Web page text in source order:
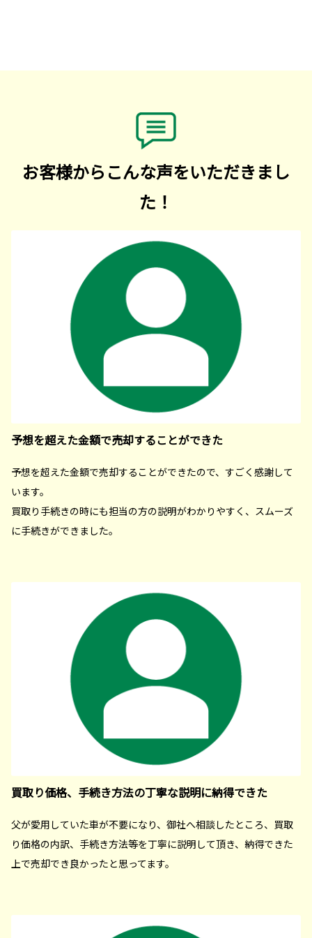
お客様からこんな声をいただきまし
た！
予想を超えた金額で売却することができた
予想を超えた金額で売却することができたので、すごく感謝して
います。
買取り手続きの時にも担当の方の説明がわかりやすく、スムーズ
に手続きができました。
買取り価格、手続き方法の丁寧な説明に納得できた
父が愛用していた車が不要になり、御社へ相談したところ、買取
り価格の内訳、手続き方法等を丁寧に説明して頂き、納得できた
上で売却でき良かったと思ってます。